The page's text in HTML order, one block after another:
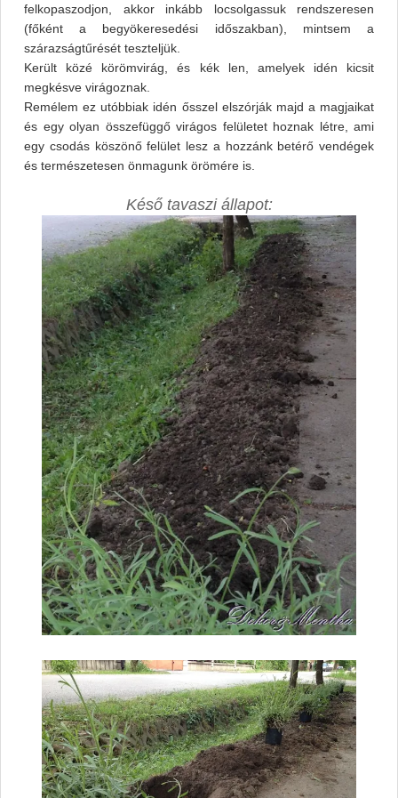
felkopaszodjon, akkor inkább locsolgassuk rendszeresen
(főként a begyökeresedési időszakban), mintsem a
szárazságtűrését teszteljük.
Került közé körömvirág, és kék len, amelyek idén kicsit
megkésve virágoznak.
Remélem ez utóbbiak idén ősszel elszórják majd a magjaikat
és egy olyan összefüggő virágos felületet hoznak létre, ami
egy csodás köszönő felület lesz a hozzánk betérő vendégek
és természetesen önmagunk örömére is.
Késő tavaszi állapot: